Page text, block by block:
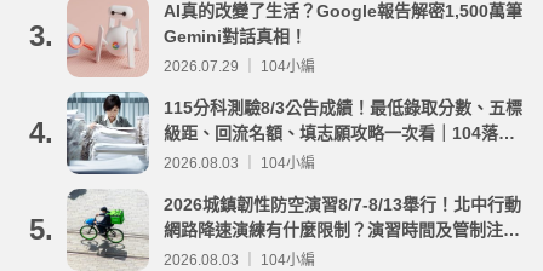
3.
AI真的改變了生活？Google報告解密1,500萬筆
Gemini對話真相！
2026.07.29 ｜ 104小編
4.
115分科測驗8/3公告成績！最低錄取分數、五標
級距、回流名額、填志願攻略一次看｜104落點
分析
2026.08.03 ｜ 104小編
5.
2026城鎮韌性防空演習8/7-8/13舉行！北中行動
網路降速演練有什麼限制？演習時間及管制注意
事項整理
2026.08.03 ｜ 104小編